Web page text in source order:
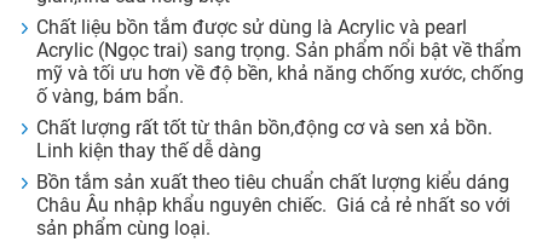
Chất liệu bồn tắm được sử dùng là Acrylic và pearl
Acrylic (Ngọc trai) sang trọng. Sản phẩm nổi bật về thẩm
mỹ và tối ưu hơn về độ bền, khả năng chống xước, chống
ố vàng, bám bẩn.
Chất lượng rất tốt từ thân bồn,động cơ và sen xả bồn.
Linh kiện thay thế dễ dàng
Bồn tắm sản xuất theo tiêu chuẩn chất lượng kiểu dáng
Châu Âu nhập khẩu nguyên chiếc. Giá cả rẻ nhất so với
sản phẩm cùng loại.